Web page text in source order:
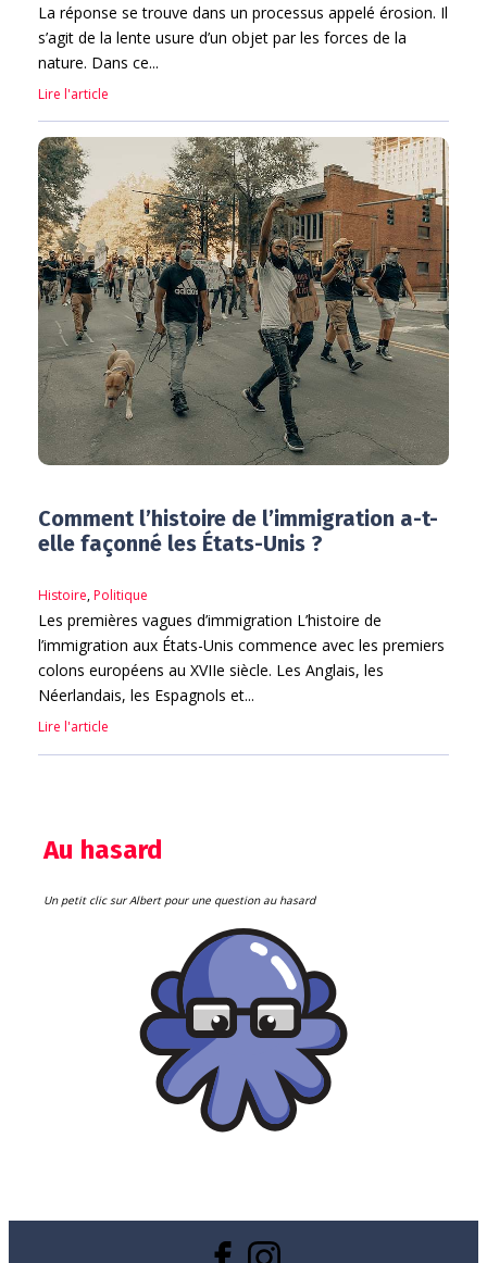
La réponse se trouve dans un processus appelé érosion. Il
s’agit de la lente usure d’un objet par les forces de la
nature. Dans ce...
Lire l'article
Comment l’histoire de l’immigration a-t-
elle façonné les États-Unis ?
Histoire,Politique
Les premières vagues d’immigration L’histoire de
l’immigration aux États-Unis commence avec les premiers
colons européens au XVIIe siècle. Les Anglais, les
Néerlandais, les Espagnols et...
Lire l'article
Au hasard
Un petit clic sur Albert pour une question au hasard